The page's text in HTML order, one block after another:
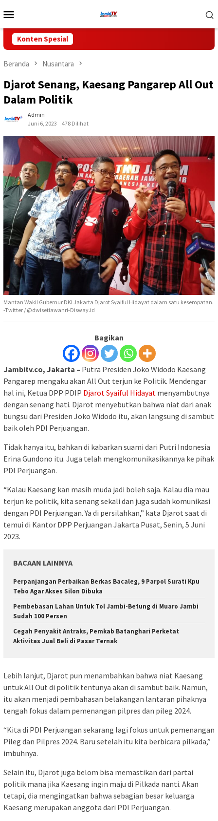
ke
Mobile
Konten Spesial
Beranda Nusantara
Djarot Senang, Kaesang Pangarep All Out
Dalam Politik
Admin
Juni 6, 2023
478 Dilihat
Mantan Wakil Gubernur DKI Jakarta Djarot Syaiful Hidayat dalam satu kesempatan.
-Twitter / @dwisetiawanri-Disway.id
Bagikan
Jambitv.co, Jakarta – Putra Presiden Joko Widodo Kaesang
Pangarep mengaku akan All Out terjun ke Politik. Mendengar
hal ini, Ketua DPP PDIP Djarot Syaiful Hidayat menyambutnya
dengan senang hati. Djarot menyebutkan bahwa niat dari anak
bungsu dari Presiden Joko Widodo itu, akan langsung di sambut
baik oleh PDI Perjuangan.
Tidak hanya itu, bahkan di kabarkan suami dari Putri Indonesia
Erina Gundono itu. Juga telah mengkomunikasikannya ke pihak
PDI Perjuangan.
“Kalau Kaesang kan masih muda jadi boleh saja. Kalau dia mau
terjun ke politik, kita senang sekali dan juga sudah komunikasi
dengan PDI Perjuangan. Ya di persilahkan,” kata Djarot saat di
temui di Kantor DPP Perjuangan Jakarta Pusat, Senin, 5 Juni
2023.
BACAAN LAINNYA
Perpanjangan Perbaikan Berkas Bacaleg, 9 Parpol Surati Kpu
Tebo Agar Akses Silon Dibuka
Pembebasan Lahan Untuk Tol Jambi-Betung di Muaro Jambi
Sudah 100 Persen
Cegah Penyakit Antraks, Pemkab Batanghari Perketat
Aktivitas Jual Beli di Pasar Ternak
Lebih lanjut, Djarot pun menambahkan bahwa niat Kaesang
untuk All Out di politik tentunya akan di sambut baik. Namun,
itu akan menjadi pembahasan belakangan lantaran pihaknya
tengah fokus dalam pemenangan pilpres dan pileg 2024.
“Kita di PDI Perjuangan sekarang lagi fokus untuk pemenangan
Pileg dan Pilpres 2024. Baru setelah itu kita berbicara pilkada,”
imbuhnya.
Selain itu, Djarot juga belom bisa memastikan dari partai
politik mana jika Kaesang ingin maju di Pilkada nanti. Akan
tetapi, dia mengingatkan bahwa sebagian besar keluarga
Kaesang merupakan anggota dari PDI Perjuangan.